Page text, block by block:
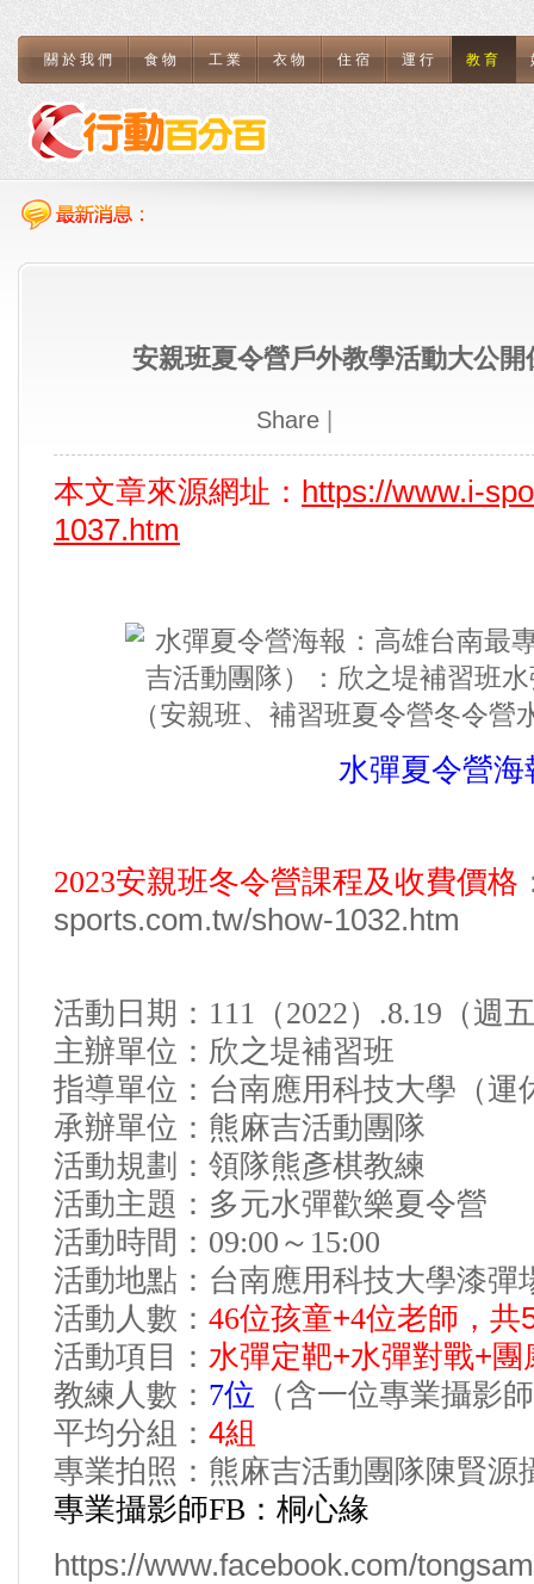
關於我們 食物 工業 衣物 住宿 運行 教育
安親班夏令營戶外教學活動大公
Share
本文章來源網址： https://www.i-
1037.htm
水彈夏令營海
2023安親班冬令營課程及收費價格
sports.com.tw/show-1032.htm
活動日期： 111（2022）.8.19 （週
主辦單位： 欣之堤補習班
指導單位：台南應用科技大學（運
承辦單位：熊麻吉活動團隊
活動規劃：領隊熊彥棋教練
活動主題：多元水彈歡樂夏令營
活動時間： 09:00 ～ 15:00
活動地點：台南應用科技大學漆彈
活動人數： 46位孩童+4位老師，共
活動項目： 水彈定靶+水彈對戰+
教練人數： 7位 （含一位專業攝影
平均分組： 4組
專業拍照：熊麻吉活動團隊陳賢源
專業攝影師FB ：桐心緣
https://www.facebook.com/